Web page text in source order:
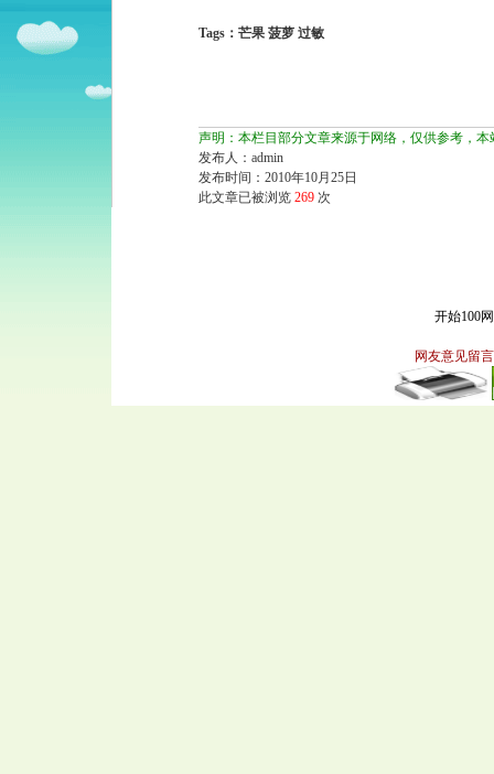
Tags：芒果 菠萝 过敏
声明：本栏目部分文章来源于网络，仅供参考，
发布人：admin
发布时间：2010年10月25日
此文章已被浏览 269 次
开始100
网友意见留